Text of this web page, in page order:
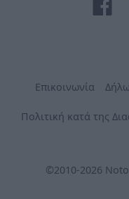
Επικοινωνία
Πολιτική κατά της
©2010-2026